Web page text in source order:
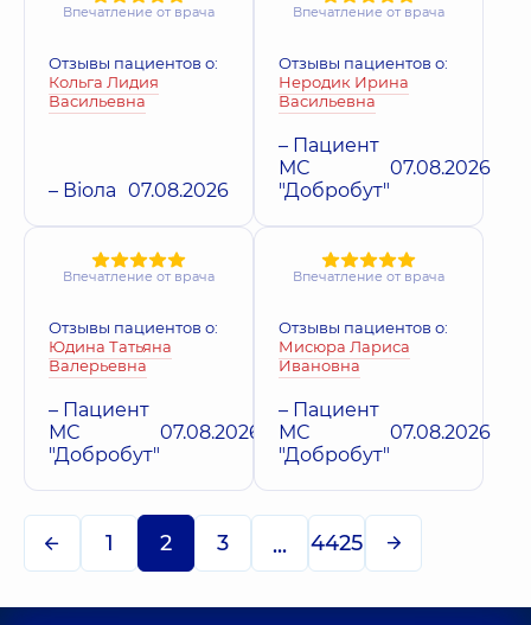
Впечатление от врача
Отзывы пациентов о:
Кольга Лидия
Васильевна
– Віола 07.08.2026
Впечатление от врача
Отзывы пациентов о:
Неродик Ирина
Васильевна
– Пациент
МС
"Добробут"
07.08.2026
Впечатление от врача
Отзывы пациентов о:
Юдина Татьяна
Валерьевна
– Пациент
МС
"Добробут"
07.08.2026
Впечатление от врача
Отзывы пациентов о:
Мисюра Лариса
Ивановна
– Пациент
МС
"Добробут"
07.08.2026
1 2 3 ... 4425